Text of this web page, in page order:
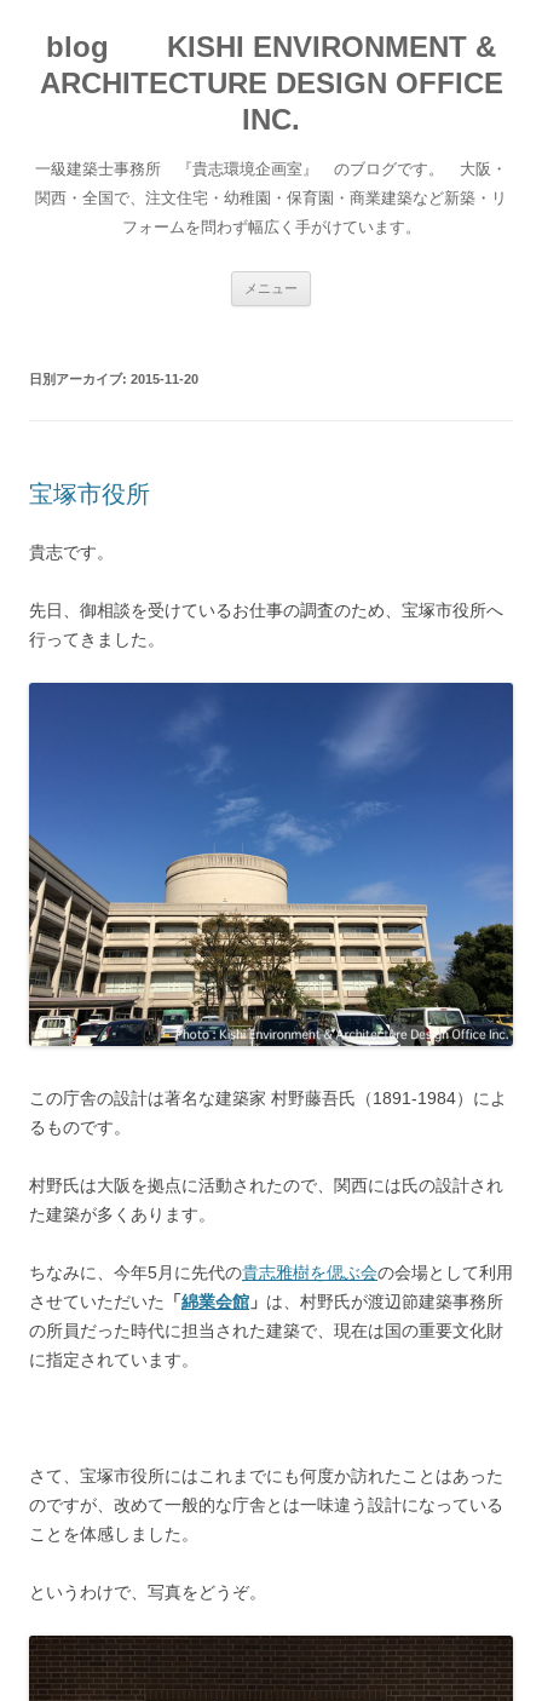
blog KISHI ENVIRONMENT &
ARCHITECTURE DESIGN OFFICE
INC.
一級建築士事務所 『貴志環境企画室』 のブログです。 大阪・
関西・全国で、注文住宅・幼稚園・保育園・商業建築など新築・リ
フォームを問わず幅広く手がけています。
メニュー
日別アーカイブ: 2015-11-20
宝塚市役所
貴志です。
先日、御相談を受けているお仕事の調査のため、宝塚市役所へ
行ってきました。
この庁舎の設計は著名な建築家 村野藤吾氏（1891-1984）によ
るものです。
村野氏は大阪を拠点に活動されたので、関西には氏の設計され
た建築が多くあります。
ちなみに、今年5月に先代の貴志雅樹を偲ぶ会の会場として利用
させていただいた
「綿業会館 」 は、村野氏が渡辺節建築事務所
の所員だった時代に担当された建築で、現在は国の重要文化財
に指定されています。
さて、宝塚市役所にはこれまでにも何度か訪れたことはあった
のですが、改めて一般的な庁舎とは一味違う設計になっている
ことを体感しました。
というわけで、写真をどうぞ。